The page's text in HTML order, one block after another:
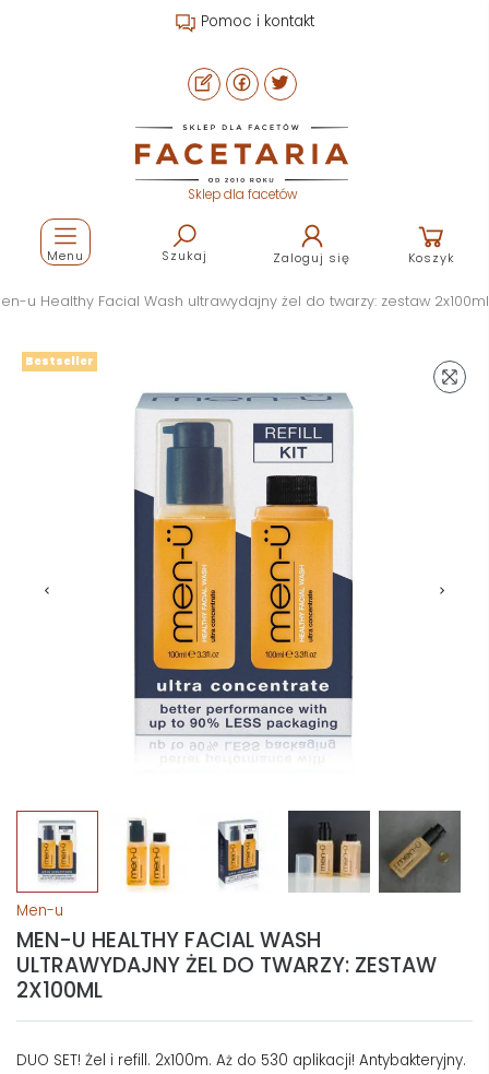
Pomoc i kontakt
Sklep dla facetów
Szukaj Zaloguj się Koszyk
Menu
u Healthy Facial Wash ultrawydajny żel do twarzy: zestaw 2x100ml
Bestseller
Men-u
MEN-U HEALTHY FACIAL WASH
ULTRAWYDAJNY ŻEL DO TWARZY: ZESTAW
2X100ML
DUO SET! Żel i refill. 2x100m. Aż do 530 aplikacji! Antybakteryjny.